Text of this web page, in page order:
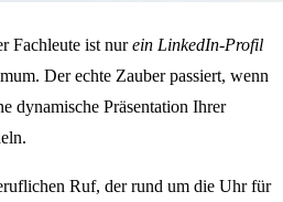
Fachleute ist nurein LinkedIn-Profil
Der echte Zauber passiert, wenn
dynamische Präsentation Ihrer
Ruf, der rund um die Uhr für